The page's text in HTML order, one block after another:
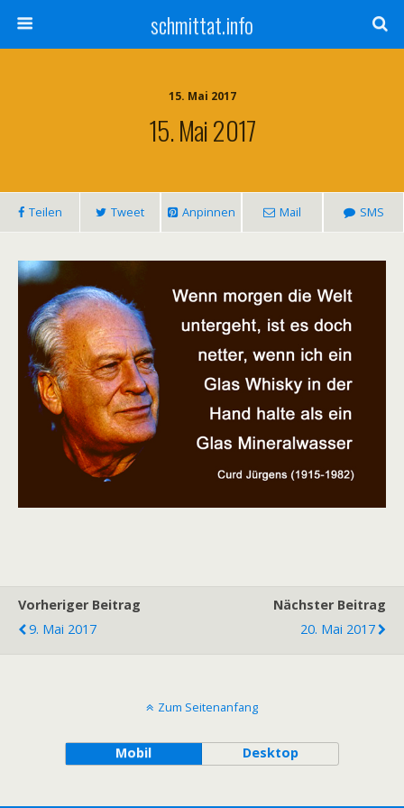
schmittat.info
15. Mai 2017
15. Mai 2017
Teilen Tweet Anpinnen Mail SMS
Vorheriger Beitrag
9. Mai 2017
Nächster Beitrag
20. Mai 2017
Zum Seitenanfang
Mobil Desktop